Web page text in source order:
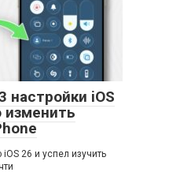
настройки iOS
изменить
26 и успел изучить